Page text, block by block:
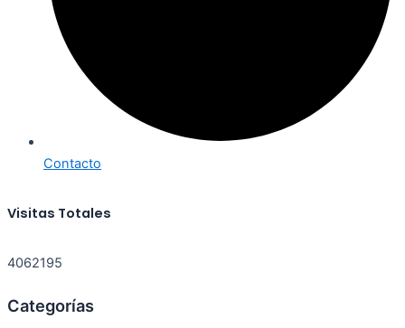
Contacto
Visitas Totales
4062195
Categorías